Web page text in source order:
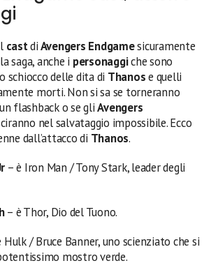
castdiAvengers Endgamesicuramente
saga, anche i personaggiche sono
schiocco delle dita di Thanose quelli
morti. Non si sa se torneranno
flashback o se gliAvengers
nel salvataggio impossibile. Ecco
dall’attacco di Thanos.
– è Iron Man / Tony Stark, leader degli
– è Thor, Dio del Tuono.
Hulk / Bruce Banner, uno scienziato che si
mostro verde.